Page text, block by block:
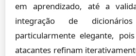
em aprendizado, até a
integração de
particularmente elegante,
atacantes refinam